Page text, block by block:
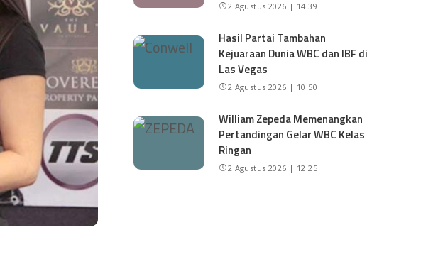
2 Agustus 2026 | 14:39
Hasil Partai Tambahan
Kejuaraan Dunia WBC dan IBF di
Las Vegas
2 Agustus 2026 | 10:50
William Zepeda Memenangkan
Pertandingan Gelar WBC Kelas
Ringan
2 Agustus 2026 | 12:25